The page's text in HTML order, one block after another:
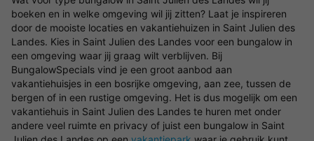
boeken en in welke omgeving wil jij zitten? Laat je inspireren
door de mooiste locaties en vakantiehuizen in Saint Julien des
Landes. Kies in Saint Julien des Landes voor een bungalow in
een omgeving waar jij graag wilt verblijven. Bij
BungalowSpecials vind je een groot aanbod aan
vakantiehuisjes in een bosrijke omgeving, aan zee, tussen de
bergen of in een rustige omgeving. Het is dus mogelijk om een
vakantiehuis in Saint Julien des Landes te huren met onder
andere veel ruimte en privacy of juist een bungalow in Saint